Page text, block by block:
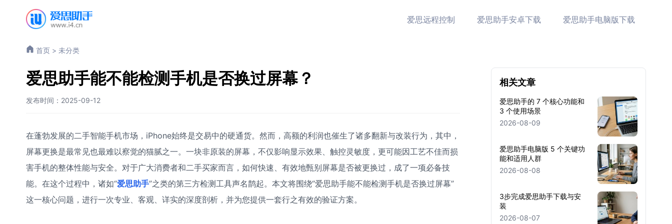
爱思远程控制 爱思助手安卓下载 爱思助手电脑版下载
首页 > 未分类
爱思助手能不能检测手机是否换过屏幕？
发布时间：2025-09-12
在蓬勃发展的二手智能手机市场，iPhone始终是交易中的硬通货。然而，高额的利润也催生了诸多翻新与改装行为，其中，
屏幕更换是最常见也最难以察觉的猫腻之一。一块非原装的屏幕，不仅影响显示效果、触控灵敏度，更可能因工艺不佳而损
害手机的整体性能与安全。对于广大消费者和二手买家而言，如何快速、有效地甄别屏幕是否被更换过，成了一项必备技
能。在这个过程中，诸如“爱思助手”之类的第三方检测工具声名鹊起。本文将围绕“爱思助手能不能检测手机是否换过屏幕”
这一核心问题，进行一次专业、客观、详实的深度剖析，并为您提供一套行之有效的验证方案。
相关文章
爱思助手的 7 个核心功能和
3 个使用场景
2026-08-09
爱思助手电脑版 5 个关键功
能和适用人群
2026-08-08
3步完成爱思助手下载与安
装
2026-08-07